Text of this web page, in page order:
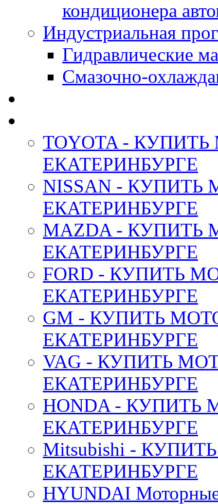
кондиционера
Индустриальная
Гидравлические
Смазочно-
TOYOTA -
ЕКАТЕРИНБУРГЕ
NISSAN -
ЕКАТЕРИНБУРГЕ
MAZDA -
ЕКАТЕРИНБУРГЕ
FORD - КУПИТЬ
ЕКАТЕРИНБУРГЕ
GM - КУПИТЬ
ЕКАТЕРИНБУРГЕ
VAG - КУПИТЬ
ЕКАТЕРИНБУРГЕ
HONDA -
ЕКАТЕРИНБУРГЕ
Mitsubishi -
ЕКАТЕРИНБУРГЕ
HYUNDAI